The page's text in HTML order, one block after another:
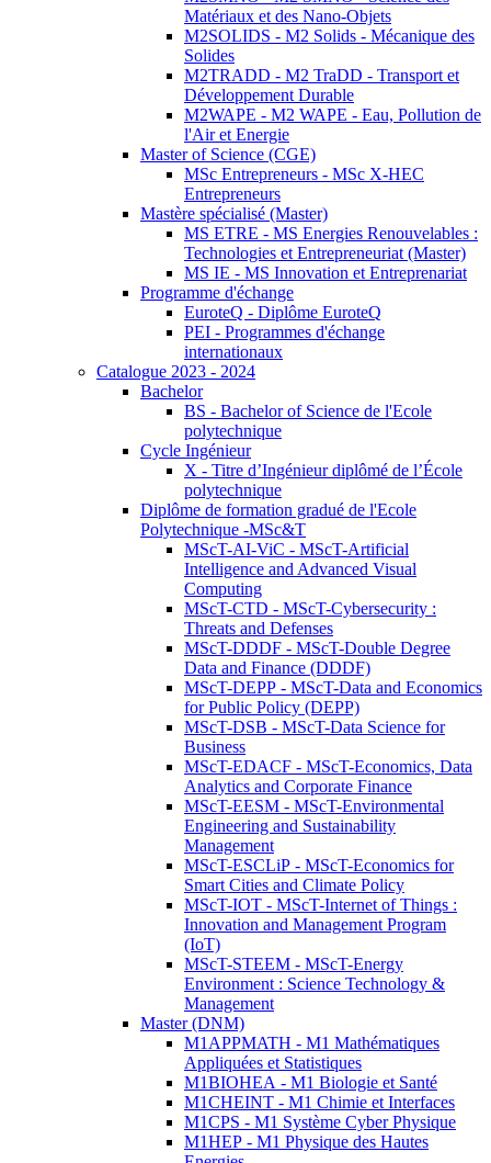
Matériaux et des Nano-Objets
M2SOLIDS - M2 Solids - Mécanique des
Solides
M2TRADD - M2 TraDD - Transport et
Développement Durable
M2WAPE - M2 WAPE - Eau, Pollution de
l'Air et Energie
Master of Science (CGE)
MSc Entrepreneurs - MSc X-HEC
Entrepreneurs
Mastère spécialisé (Master)
MS ETRE - MS Energies Renouvelables :
Technologies et Entrepreneuriat (Master)
MS IE - MS Innovation et Entreprenariat
Programme d'échange
EuroteQ - Diplôme EuroteQ
PEI - Programmes d'échange
internationaux
Catalogue 2023 - 2024
Bachelor
BS - Bachelor of Science de l'Ecole
polytechnique
Cycle Ingénieur
X - Titre d’Ingénieur diplômé de l’École
polytechnique
Diplôme de formation gradué de l'Ecole
Polytechnique -MSc&T
MScT-AI-ViC - MScT-Artificial
Intelligence and Advanced Visual
Computing
MScT-CTD - MScT-Cybersecurity :
Threats and Defenses
MScT-DDDF - MScT-Double Degree
Data and Finance (DDDF)
MScT-DEPP - MScT-Data and Economics
for Public Policy (DEPP)
MScT-DSB - MScT-Data Science for
Business
MScT-EDACF - MScT-Economics, Data
Analytics and Corporate Finance
MScT-EESM - MScT-Environmental
Engineering and Sustainability
Management
MScT-ESCLiP - MScT-Economics for
Smart Cities and Climate Policy
MScT-IOT - MScT-Internet of Things :
Innovation and Management Program
(IoT)
MScT-STEEM - MScT-Energy
Environment : Science Technology &
Management
Master (DNM)
M1APPMATH - M1 Mathématiques
Appliquées et Statistiques
M1BIOHEA - M1 Biologie et Santé
M1CHEINT - M1 Chimie et Interfaces
M1CPS - M1 Système Cyber Physique
M1HEP - M1 Physique des Hautes